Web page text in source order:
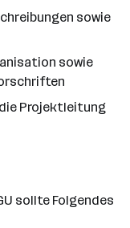
sowie
sowie
Projektleitung
sollte Folgendes